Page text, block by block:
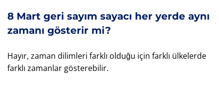
8 Mart geri sayım sayacı her yerde aynı
zamanı gösterir mi?
Hayır, zaman dilimleri farklı olduğu için farklı ülkelerde
farklı zamanlar gösterebilir.